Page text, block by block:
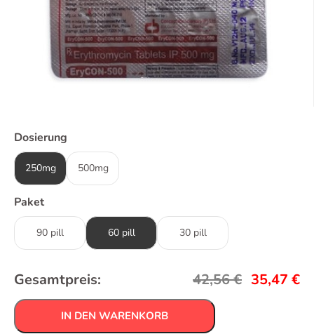
Dosierung
250mg 500mg
Paket
90 pill 60 pill 30 pill
Gesamtpreis: 42,56€ 35,47 €
IN DEN WARENKORB